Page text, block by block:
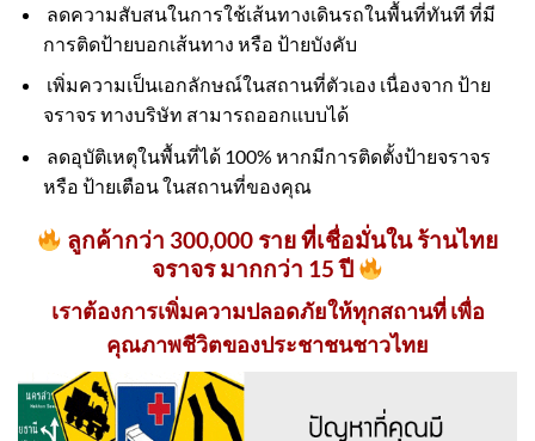
ลดความสับสนในการใช้เส้นทางเดินรถในพื้นที่ทันที ที่มี
การติดป้ายบอกเส้นทาง หรือ ป้ายบังคับ
เพิ่มความเป็นเอกลักษณ์ในสถานที่ตัวเอง เนื่องจาก ป้าย
จราจร ทางบริษัท สามารถออกแบบได้
ลดอุบัติเหตุในพื้นที่ได้ 100% หากมีการติดตั้งป้ายจราจร
หรือ ป้ายเตือน ในสถานที่ของคุณ
ลูกค้ากว่า 300,000 ราย ที่เชื่อมั่นใน ร้านไทย
จราจร มากกว่า 15 ปี
เราต้องการเพิ่มความปลอดภัยให้ทุกสถานที่ เพื่อ
คุณภาพชีวิตของประชาชนชาวไทย